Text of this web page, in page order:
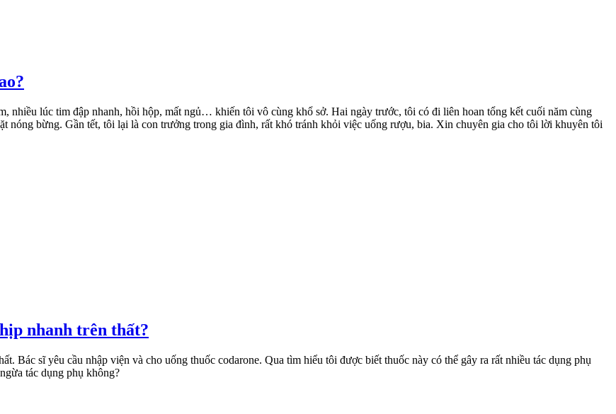
nhiều lúc tim đập nhanh, hồi hộp, mất ngủ… khiến tôi vô cùng khổ sở. Hai ngày trước, tôi có đi liên hoan tổng kết cuối năm cùng
nóng bừng. Gần tết, tôi lại là con trưởng trong gia đình, rất khó tránh khỏi việc uống rượu, bia. Xin chuyên gia cho tôi lời khuyên tôi
nhanh trên thất?
Bác sĩ yêu cầu nhập viện và cho uống thuốc codarone. Qua tìm hiểu tôi được biết thuốc này có thể gây ra rất nhiều tác dụng phụ
tác dụng phụ không?